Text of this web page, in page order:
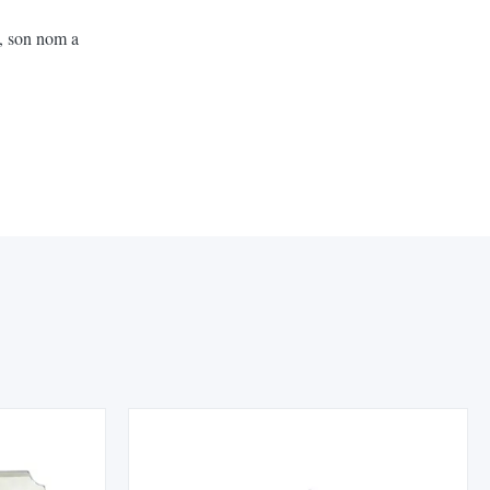
son nom a